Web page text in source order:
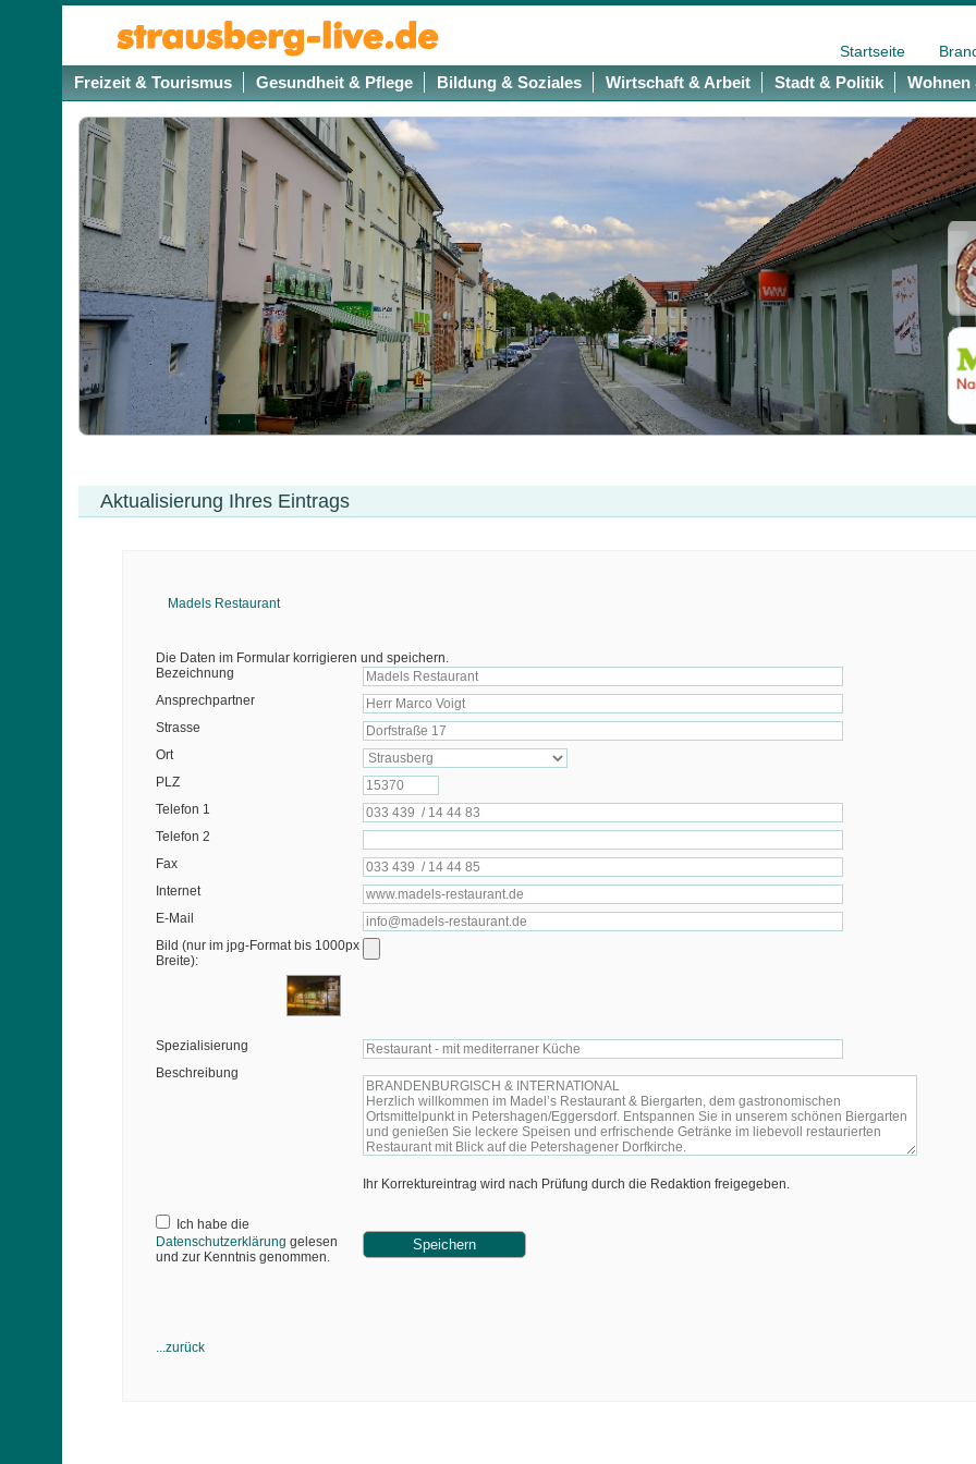
Startseite
Freizeit & Tourismus Gesundheit & Pflege Bildung & Soziales Wirtschaft & Arbeit Stadt & Politik Wohnen
Aktualisierung Ihres Eintrags
Madels Restaurant
Die Daten im Formular korrigieren und speichern.
Bezeichnung
Ansprechpartner
Strasse
Ort
PLZ
Telefon 1
Telefon 2
Fax
Internet
E-Mail
Bild (nur im jpg-Format bis 1000px
Breite):
Spezialisierung
Beschreibung
Ihr Korrektureintrag wird nach Prüfung durch die Redaktion freigegeben.
Ich habe die
Datenschutzerklärung gelesen
und zur Kenntnis genommen.
...zurück